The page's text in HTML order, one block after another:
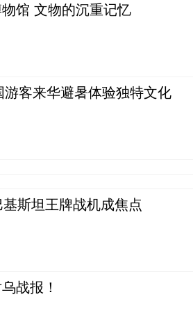
馆 文物的沉重记忆
客来华避暑体验独特文化
斯坦王牌战机成焦点
战报！